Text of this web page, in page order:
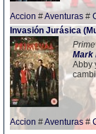
Accion #Aventuras #
Invasión Jurásica
Mark
Abby
Accion #Aventuras#